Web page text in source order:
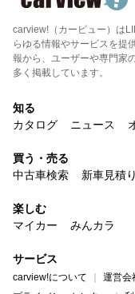
carview!（カービュー）は
らゆる情報やサービスを提
報から、ユーザーや専門家
多く掲載しています。
知る
カタログ
ニュース
買う・売る
中古車検索
新車見積り
楽しむ
マイカー
みんカラ
サービス
carview!について 運営会